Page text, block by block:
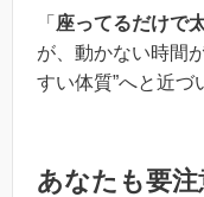
「 座ってるだけで
が、動かない時間
すい体質”へと近づ
あなたも要